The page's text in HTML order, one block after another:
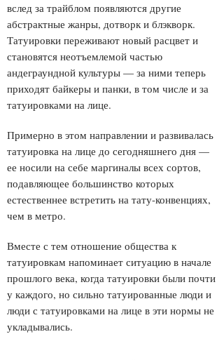
вслед за трайблом появляются другие
абстрактные жанры, дотворк и блэкворк.
Татуировки переживают новый расцвет и
становятся неотъемлемой частью
андеграундной культуры — за ними теперь
приходят байкеры и панки, в том числе и за
татуировками на лице.
Примерно в этом направлении и развивалась
татуировка на лице до сегодняшнего дня —
ее носили на себе маргиналы всех сортов,
подавляющее большинство которых
естественнее встретить на тату-конвенциях,
чем в метро.
Вместе с тем отношение общества к
татуировкам напоминает ситуацию в начале
прошлого века, когда татуировки были почти
у каждого, но сильно татуированные люди и
люди с татуировками на лице в эти нормы не
укладывались.